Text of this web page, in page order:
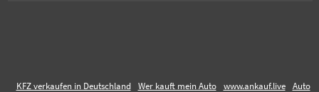
KFZ verkaufen in Deutschland Wer kauft mein Auto www.ankauf.live
Auto